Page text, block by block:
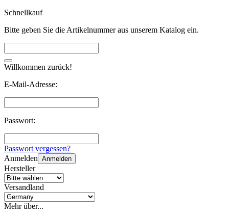
Schnellkauf
Bitte geben Sie die Artikelnummer aus unserem Katalog ein.
Willkommen zurück!
E-Mail-Adresse:
Passwort:
Passwort vergessen?
Anmelden Anmelden
Hersteller
Versandland
Mehr über...